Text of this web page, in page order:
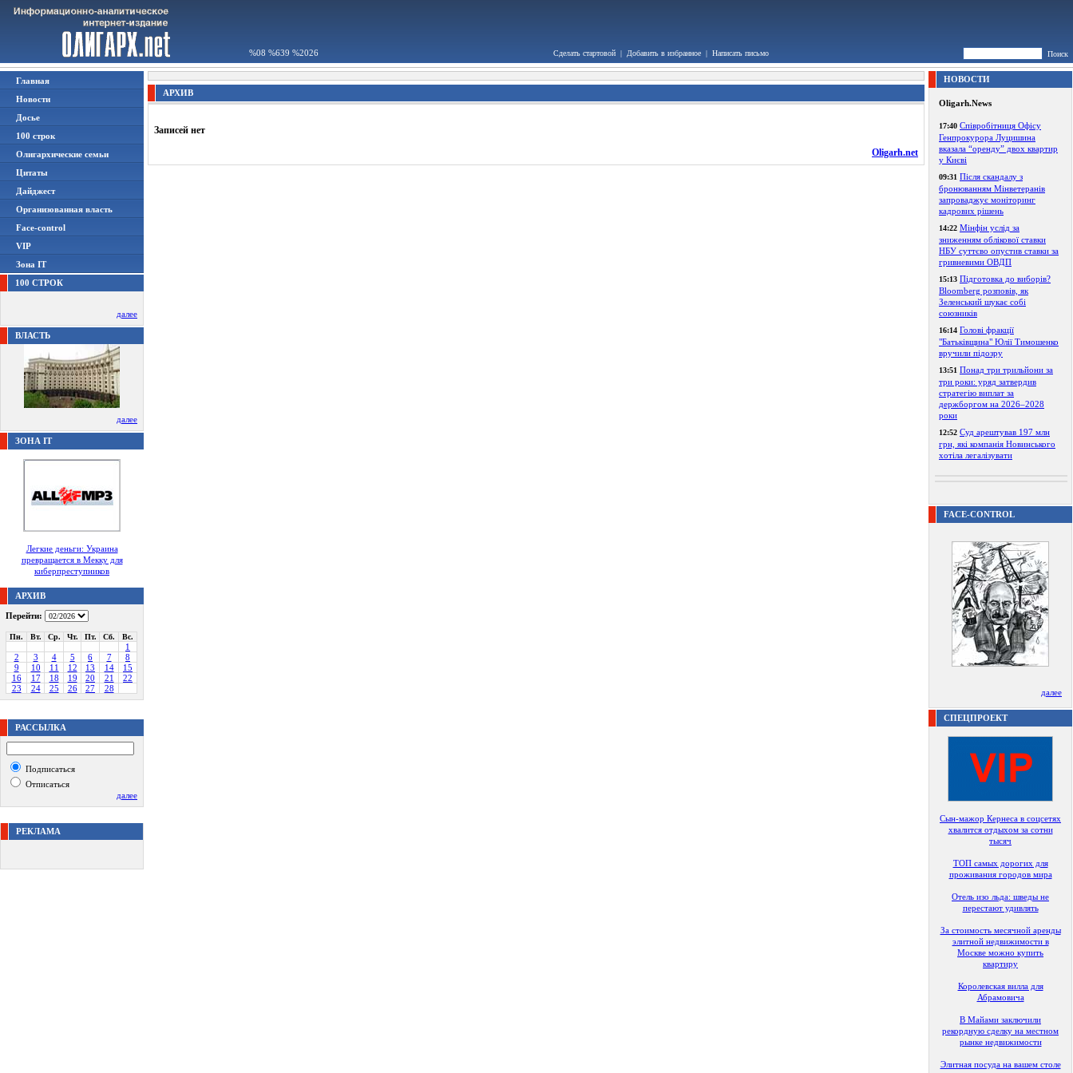
%08 %639 %2026 Сделать стартовой | Добавить в избранное | Написать письмо Поиск
Главная
Новости
Досье
100 строк
Олигархические семьи
Цитаты
Дайджест
Организованная власть
Face-control
VIP
Зона IT
100 СТРОК
далее
ВЛАСТЬ
далее
ЗОНА IT
Легкие деньги: Украина
превращается в Мекку для
киберпреступников
АРХИВ
Перейти:
Пн. Вт. Ср. Чт. Пт. Сб. Вс.
1
2
3 4 5 6 7
8
9
10 11 12 13 14
15
16
17 18 19 20 21
22
23
24 25 26 27 28
РАССЫЛКА
Подписаться
Отписаться
далее
РЕКЛАМА
АРХИВ
Записей нет
Oligarh.net
НОВОСТИ
Oligarh.News
17:40 Співробітниця Офісу
Генпрокурора Луцишина
вказала “оренду” двох квартир
у Києві
09:31 Після скандалу з
бронюванням Мінветеранів
запроваджує моніторинг
кадрових рішень
14:22 Мінфін услід за
зниженням облікової ставки
НБУ суттєво опустив ставки за
гривневими ОВДП
15:13 Підготовка до виборів?
Bloomberg розповів, як
Зеленський шукає собі
союзників
16:14 Голові фракції
"Батьківщина" Юлії Тимошенко
вручили підозру
13:51 Понад три трильйони за
три роки: уряд затвердив
стратегію виплат за
держборгом на 2026–2028
роки
12:52 Суд арештував 197 млн
грн, які компанія Новинського
хотіла легалізувати
FACE-CONTROL
далее
СПЕЦПРОЕКТ
Сын-мажор Кернеса в соцсетях
хвалится отдыхом за сотни
тысяч
ТОП самых дорогих для
проживания городов мира
Отель изо льда: шведы не
перестают удивлять
За стоимость месячной аренды
элитной недвижимости в
Москве можно купить
квартиру
Королевская вилла для
Абрамовича
В Майами заключили
рекордную сделку на местном
рынке недвижимости
Элитная посуда на вашем столе